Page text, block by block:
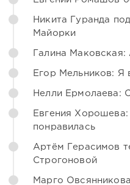
Никита Гуранда
Майорки
Галина
Егор Мельников: Я
Нелли Ермолаева:
Евгения
понравилась
Артём Герасимов
Строгоновой
Марго